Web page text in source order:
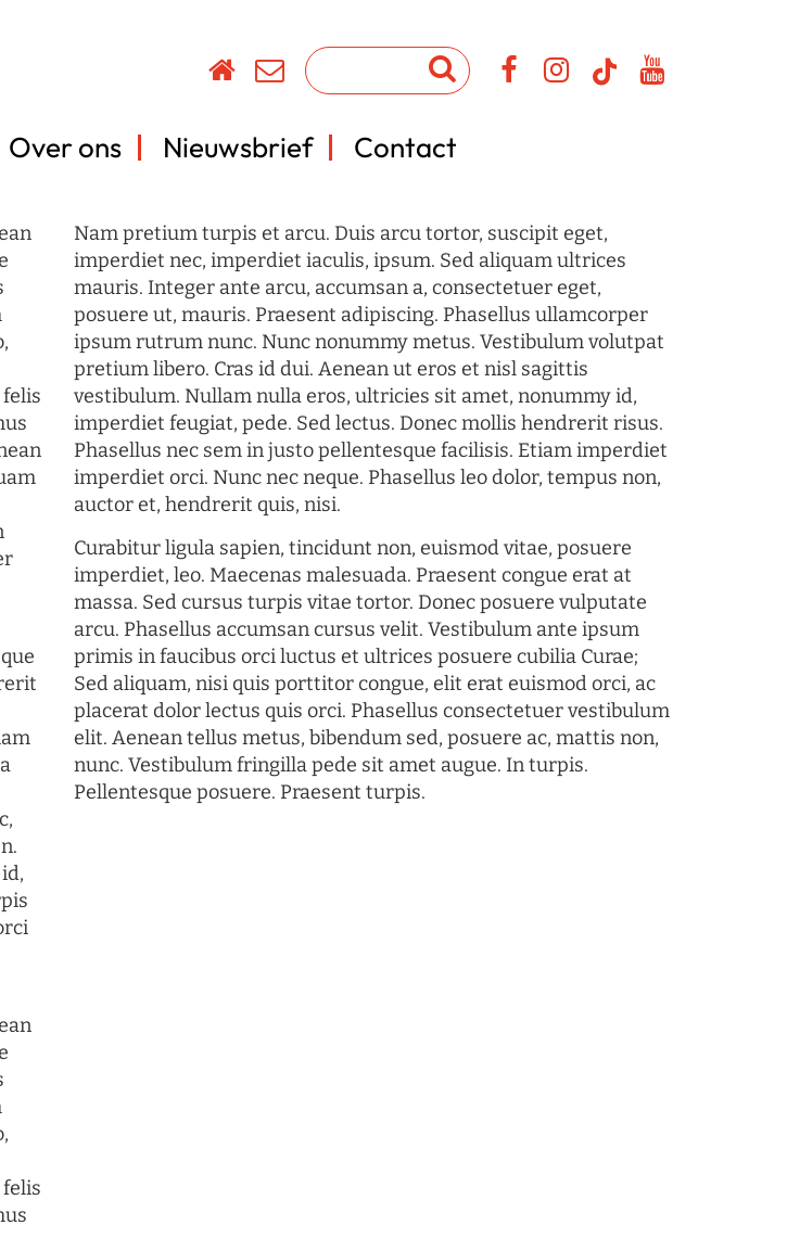
Over ons Nieuwsbrief Contact
Nam pretium turpis et arcu. Duis arcu tortor, suscipit eget,
imperdiet nec, imperdiet iaculis, ipsum. Sed aliquam ultrices
mauris. Integer ante arcu, accumsan a, consectetuer eget,
posuere ut, mauris. Praesent adipiscing. Phasellus ullamcorper
ipsum rutrum nunc. Nunc nonummy metus. Vestibulum volutpat
pretium libero. Cras id dui. Aenean ut eros et nisl sagittis
vestibulum. Nullam nulla eros, ultricies sit amet, nonummy id,
imperdiet feugiat, pede. Sed lectus. Donec mollis hendrerit risus.
Phasellus nec sem in justo pellentesque facilisis. Etiam imperdiet
imperdiet orci. Nunc nec neque. Phasellus leo dolor, tempus non,
auctor et, hendrerit quis, nisi.
Curabitur ligula sapien, tincidunt non, euismod vitae, posuere
imperdiet, leo. Maecenas malesuada. Praesent congue erat at
massa. Sed cursus turpis vitae tortor. Donec posuere vulputate
arcu. Phasellus accumsan cursus velit. Vestibulum ante ipsum
primis in faucibus orci luctus et ultrices posuere cubilia Curae;
Sed aliquam, nisi quis porttitor congue, elit erat euismod orci, ac
placerat dolor lectus quis orci. Phasellus consectetuer vestibulum
elit. Aenean tellus metus, bibendum sed, posuere ac, mattis non,
nunc. Vestibulum fringilla pede sit amet augue. In turpis.
Pellentesque posuere. Praesent turpis.